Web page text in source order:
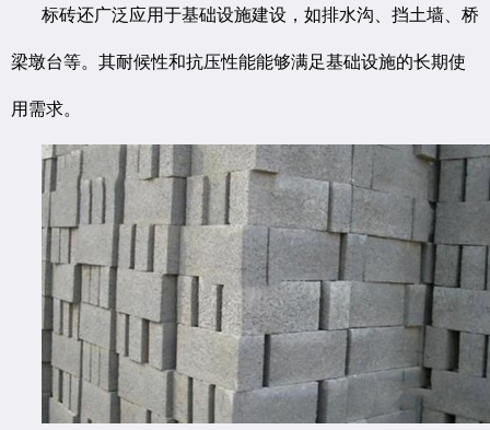
标砖还广泛应用于基础设施建设，如排水沟、挡土墙、桥
梁墩台等。其耐候性和抗压性能能够满足基础设施的长期使
用需求。